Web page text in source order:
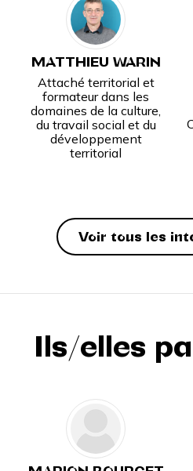
MATTHIEU WARIN
Attaché territorial et
formateur dans les
domaines de la culture,
du travail social et du
développement
territorial
Voir tous les
Ils/elles